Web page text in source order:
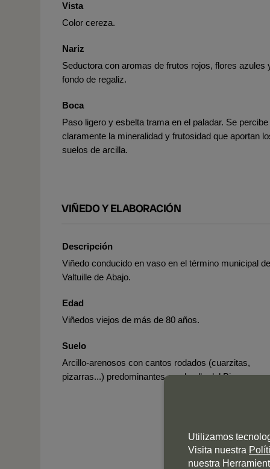
Vista
Color cereza.
Nariz
Seductora con aromas de frutos rojos, flores azules
fondo de regaliz.
Boca
Paso ligero y esbelta trama en el paladar. Se percibe
claramente la mineralidad y frutosidad que aportan
suelos de arcilla.
VIÑEDO Y ELABORACIÓN
Descripción
Viñedo conducido en vaso en el término municipal de
Valtuille de Abajo.
Edad
Viñedos viejos de más de 80 años.
Suelo
Arcillo-arenosos con cantos rodados (cuarzitas,
pizarras...) predominantes en el valle del Bierzo.
Utilizamos
Visita nuestra
nuestra